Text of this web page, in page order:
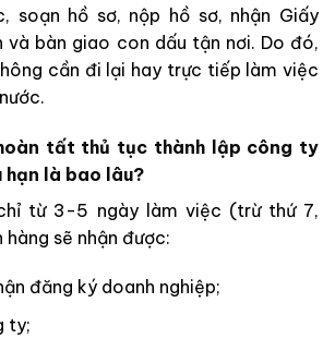
soạn hồ sơ, nộp hồ sơ, nhận Giấy
và bàn giao con dấu tận nơi. Do đó,
cần đi lại hay trực tiếp làm việc
tất thủ tục thành lập công ty
hạn là bao lâu?
từ 3-5 ngày làm việc (trừ thứ 7,
sẽ nhận được:
đăng ký doanh nghiệp;
ty;